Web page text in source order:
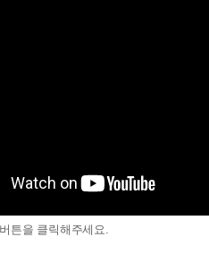
튼을 클릭해주세요.